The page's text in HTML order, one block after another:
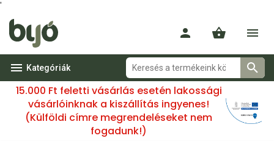
'
Kategóriák
15.000 Ft feletti vásárlás esetén lakossági
vásárlóinknak a kiszállítás ingyenes!
(Külföldi címre megrendeléseket nem
fogadunk!)